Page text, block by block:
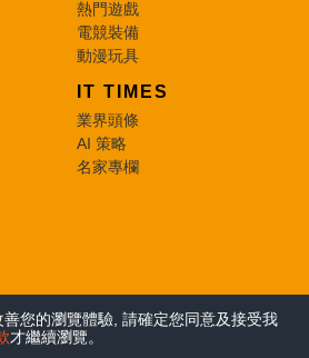
您的瀏覽體驗, 請確定您同意及接受我
才繼續瀏覽。
熱門遊戲
電競裝備
動漫玩具
IT TIMES
業界頭條
AI 策略
名家專欄
Reserved.